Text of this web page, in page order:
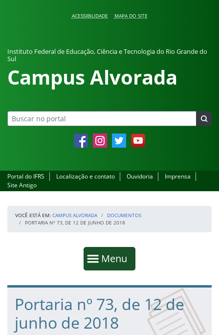
ACESSIBILIDADE MAPA DO SITE
Instituto Federal de Educação, Ciência e Tecnologia do Rio Grande do
Sul
Campus Alvorada
FacebookInstagramTwitter YouTube
Portal do IFRS Localização e contato Ouvidoria
Imprensa
Site Antigo
VOCÊ ESTÁ EM: CAMPUS ALVORADA
DOCUMENTOS
PORTARIA Nº 73, DE 12 DE JUNHO DE 2018
Mostrar
Menu
Fim da navegação
Início do conteúdo
Portaria nº 73, de 12 de
junho de 2018